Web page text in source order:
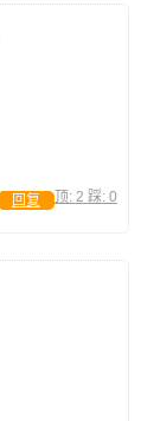
顶: 2 踩: 0
回复